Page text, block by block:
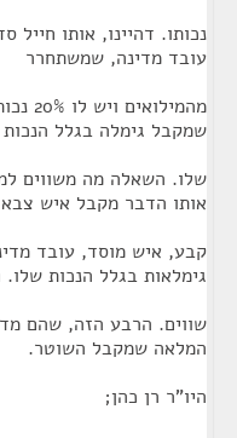
נכותו. דהיינו, אותו חייל
עובד מדינה, שמשתחרר
שמקבל גימלה בגלל הנכות
שלו. השאלה מה משווים
אותו הדבר מקבל איש צבא
קבע, איש מוסד, עובד
גימלאות בגלל הנכות
שווים. הרבע הזה, שהם
המלאה שמקבל השוטר.
היו"ר רן כהן;